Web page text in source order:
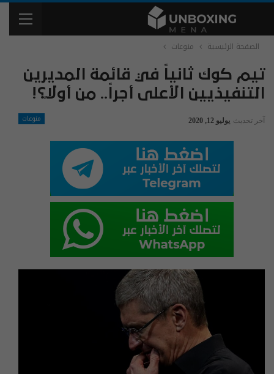
الصفحة الرئيسية منوعات
تيم كوك ثانياً في قائمة المديرين
التنفيذيين الأعلى أجراً.. من أولاً؟!
منوعات آخر تحديث يوليو 12, 2020